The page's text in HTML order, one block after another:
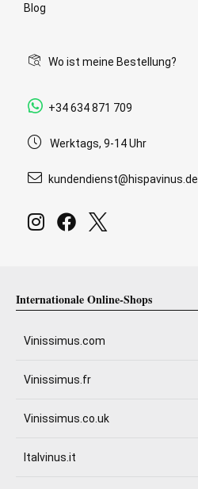
Blog
Wo ist meine Bestellung?
+34 634 871 709
Werktags, 9-14 Uhr
kundendienst@hispavinus.de
Internationale Online-Shops
Vinissimus.com
Vinissimus.fr
Vinissimus.co.uk
Italvinus.it